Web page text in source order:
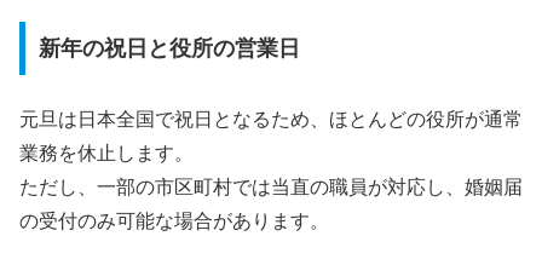
新年の祝日と役所の営業日
元旦は日本全国で祝日となるため、ほとんどの役所が通常
業務を休止します。
ただし、一部の市区町村では当直の職員が対応し、婚姻届
の受付のみ可能な場合があります。